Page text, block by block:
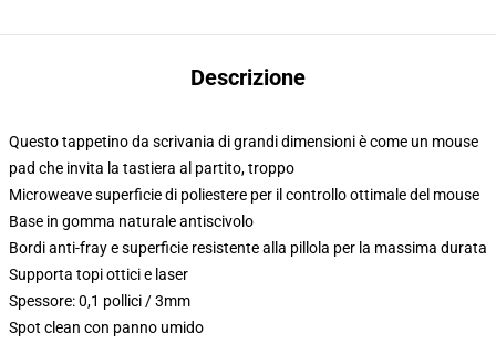
Descrizione
Questo tappetino da scrivania di grandi dimensioni è come un mouse
pad che invita la tastiera al partito, troppo
Microweave superficie di poliestere per il controllo ottimale del mouse
Base in gomma naturale antiscivolo
Bordi anti-fray e superficie resistente alla pillola per la massima durata
Supporta topi ottici e laser
Spessore: 0,1 pollici / 3mm
Spot clean con panno umido